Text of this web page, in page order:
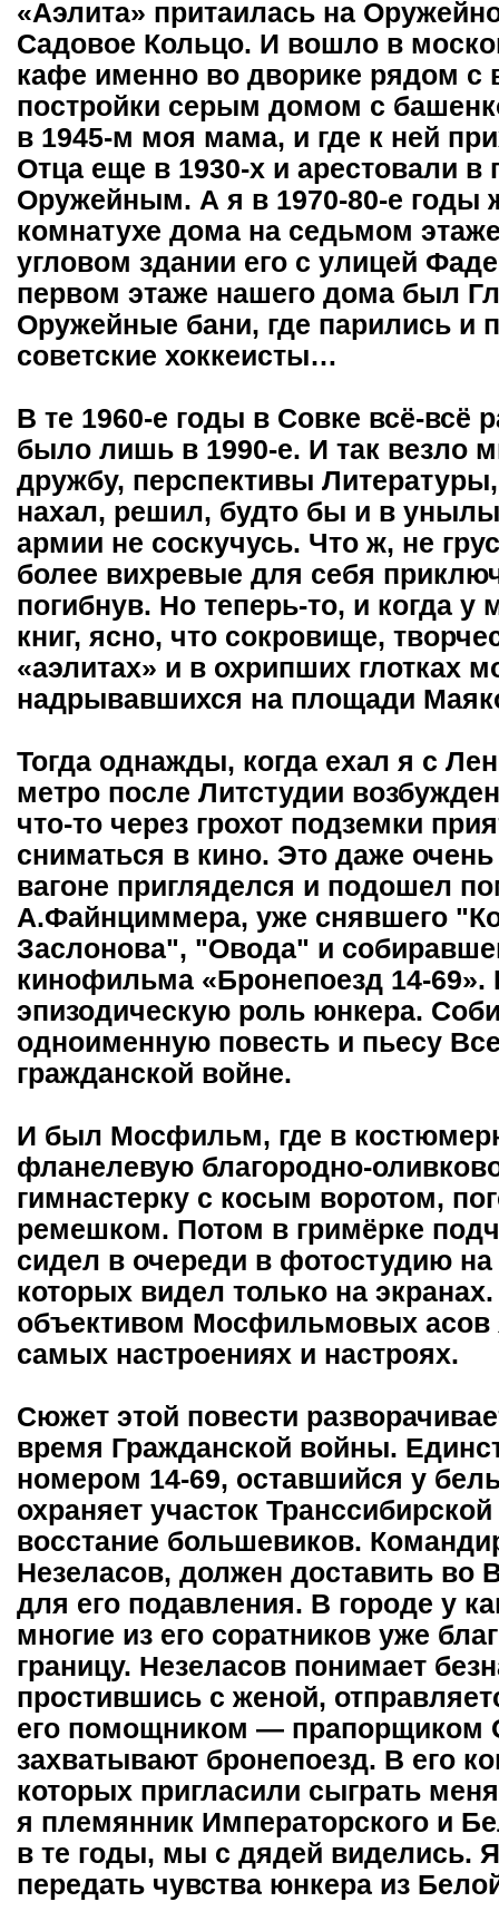
«Аэлита» притаилась на
Садовое Кольцо. И вошло в
кафе именно во дворике рядом
постройки серым домом с
в 1945-м моя мама, и где к ней
Отца еще в 1930-х и арестовали
Оружейным. А я в 1970-80-е годы
комнатухе дома на седьмом
угловом здании его с улицей
первом этаже нашего дома был
Оружейные бани, где парились и
советские хоккеисты…
В те 1960-е годы в Совке всё-всё
было лишь в 1990-е. И так везло
дружбу, перспективы
нахал, решил, будто бы и в
армии не соскучусь. Что ж, не
более вихревые для себя
погибнув. Но теперь-то, и когда
книг, ясно, что сокровище,
«аэлитах» и в охрипших глотках
надрывавшихся на площади
Тогда однажды, когда ехал я с
метро после Литстудии
что-то через грохот подземки
сниматься в кино. Это даже
вагоне пригляделся и подошел
А.Файнциммера, уже снявшего
Заслонова", "Овода" и
кинофильма «Бронепоезд 14-
эпизодическую роль юнкера.
одноименную повесть и пьесу
гражданской войне.
И был Мосфильм, где в
фланелевую благородно-
гимнастерку с косым воротом,
ремешком. Потом в гримёрке
сидел в очереди в фотостудию
которых видел только на
объективом Мосфильмовых асов
самых настроениях и настроях.
Сюжет этой повести
время Гражданской войны.
номером 14-69, оставшийся у
охраняет участок
восстание большевиков.
Незеласов, должен доставить во
для его подавления. В городе у
многие из его соратников уже
границу. Незеласов понимает
простившись с женой,
его помощником — прапорщиком
захватывают бронепоезд. В его
которых пригласили сыграть
я племянник Императорского и
в те годы, мы с дядей виделись.
передать чувства юнкера из